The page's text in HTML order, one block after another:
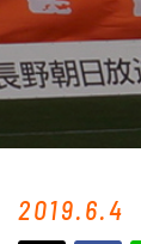
2019.6.4